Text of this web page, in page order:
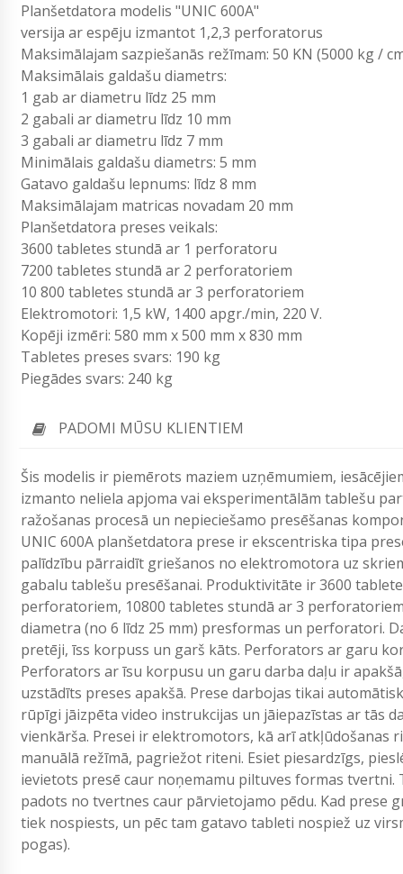
Planšetdatora modelis "UNIC 600A"
versija ar espēju izmantot 1,2,3 perforatorus
Maksimālajam sazpiešanās režīmam: 50 KN (5000 kg /
Maksimālais galdašu diametrs:
1 gab ar diametru līdz 25 mm
2 gabali ar diametru līdz 10 mm
3 gabali ar diametru līdz 7 mm
Minimālais galdašu diametrs: 5 mm
Gatavo galdašu lepnums: līdz 8 mm
Maksimālajam matricas novadam 20 mm
Planšetdatora preses veikals:
3600 tabletes stundā ar 1 perforatoru
7200 tabletes stundā ar 2 perforatoriem
10 800 tabletes stundā ar 3 perforatoriem
Elektromotori: 1,5 kW, 1400 apgr./min, 220 V.
Kopēji izmēri: 580 mm x 500 mm x 830 mm
Tabletes preses svars: 190 kg
Piegādes svars: 240 kg
PADOMI MŪSU KLIENTIEM
Šis modelis ir piemērots maziem uzņēmumiem,
izmanto neliela apjoma vai eksperimentālām tablešu
ražošanas procesā un nepieciešamo presēšanas
UNIC 600A planšetdatora prese ir ekscentriska tipa
palīdzību pārraidīt griešanos no elektromotora uz
gabalu tablešu presēšanai. Produktivitāte ir 3600
perforatoriem, 10800 tabletes stundā ar 3
diametra (no 6 līdz 25 mm) presformas un perforatori.
pretēji, īss korpuss un garš kāts. Perforators ar garu
Perforators ar īsu korpusu un garu darba daļu ir
uzstādīts preses apakšā. Prese darbojas tikai
rūpīgi jāizpēta video instrukcijas un jāiepazīstas ar tās
vienkārša. Presei ir elektromotors, kā arī
manuālā režīmā, pagriežot riteni. Esiet piesardzīgs,
ievietots presē caur noņemamu piltuves formas
padots no tvertnes caur pārvietojamo pēdu. Kad prese
tiek nospiests, un pēc tam gatavo tableti nospiež uz
pogas).